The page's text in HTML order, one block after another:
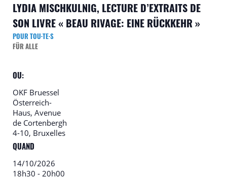
LYDIA MISCHKULNIG, LECTURE D’EXTRAITS DE
SON LIVRE « BEAU RIVAGE: EINE RÜCKKEHR »
FÜR ALLE
POUR TOU·TE·S
OU:
OKF Bruessel
Österreich-
Haus, Avenue
de Cortenbergh
4-10, Bruxelles
QUAND
14/10/2026
18h30 - 20h00